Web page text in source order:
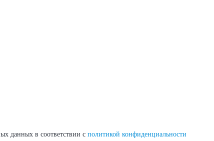
данных в соответствии с политикой конфиденциальности